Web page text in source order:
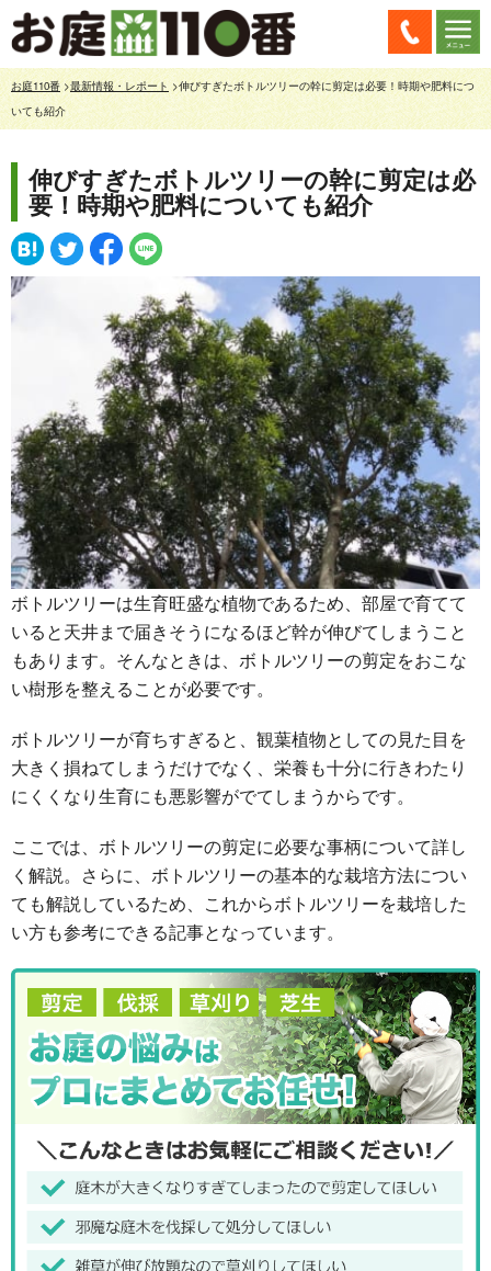
お庭110番>最新情報・レポート >伸びすぎたボトルツリーの幹に剪定は必要！時期や肥料につ
いても紹介
伸びすぎたボトルツリーの幹に剪定は必
要！時期や肥料についても紹介
ボトルツリーは生育旺盛な植物であるため、部屋で育てて
いると天井まで届きそうになるほど幹が伸びてしまうこと
もあります。そんなときは、ボトルツリーの剪定をおこな
い樹形を整えることが必要です。
ボトルツリーが育ちすぎると、観葉植物としての見た目を
大きく損ねてしまうだけでなく、栄養も十分に行きわたり
にくくなり生育にも悪影響がでてしまうからです。
ここでは、ボトルツリーの剪定に必要な事柄について詳し
く解説。さらに、ボトルツリーの基本的な栽培方法につい
ても解説しているため、これからボトルツリーを栽培した
い方も参考にできる記事となっています。